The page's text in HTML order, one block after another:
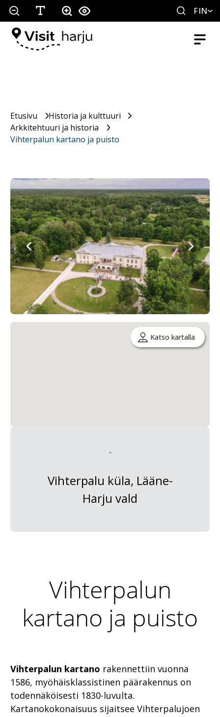
FIN
Etusivu
Historia ja kulttuuri
Arkkitehtuuri ja historia
Vihterpalun kartano ja puisto
Katso kartalla
Vihterpalu küla, Lääne-
Harju vald
Vihterpalun
kartano ja puisto
Vihterpalun kartano rakennettiin vuonna
1586, myöhäisklassistinen päärakennus on
todennäköisesti 1830-luvulta.
Kartanokokonaisuus sijaitsee Vihterpalujoen